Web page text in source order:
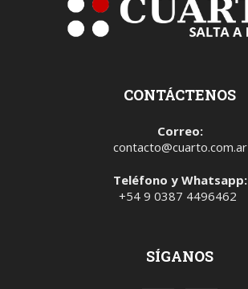
CONTÁCTENOS
Correo:
contacto@cuarto.com.ar
Teléfono y Whatsapp:
+54 9 0387 4496462
SÍGANOS